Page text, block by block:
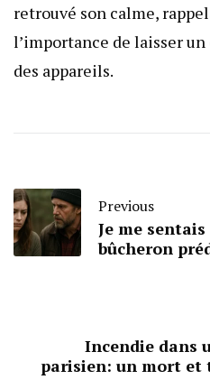
retrouvé son calme,
l’importance de laisser
des appareils.
Previous
Je me
bûcheron
Incendie dans
parisien: un mort et